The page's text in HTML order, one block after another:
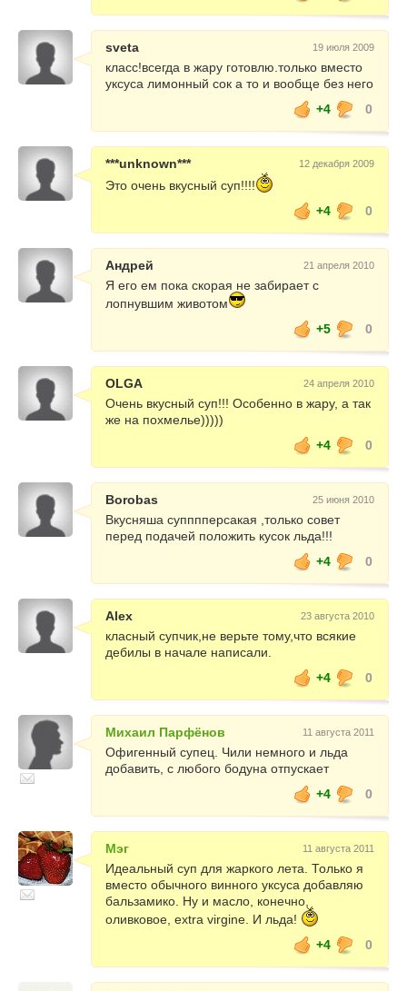
sveta 19 июля 2009
класс!всегда в жару готовлю.только вместо
уксуса лимонный сок а то и вообще без него
+4
0
***unknown*** 12 декабря 2009
Это очень вкусный суп!!!!
+4
0
Андрей 21 апреля 2010
Я его ем пока скорая не забирает с
лопнувшим животом
+5
0
OLGA 24 апреля 2010
Очень вкусный суп!!! Особенно в жару, а так
же на похмелье)))))
+4
0
Borobas 25 июня 2010
Вкусняша супппперсакая ,только совет
перед подачей положить кусок льда!!!
+4
0
Alex 23 августа 2010
класный супчик,не верьте тому,что всякие
дебилы в начале написали.
+4
0
Михаил Парфёнов 11 августа 2011
Офигенный супец. Чили немного и льда
добавить, с любого бодуна отпускает
+4
0
Мэг 11 августа 2011
Идеальный суп для жаркого лета. Только я
вместо обычного винного уксуса добавляю
бальзамико. Ну и масло, конечно,
оливковое, extra virgine. И льда!
+4
0